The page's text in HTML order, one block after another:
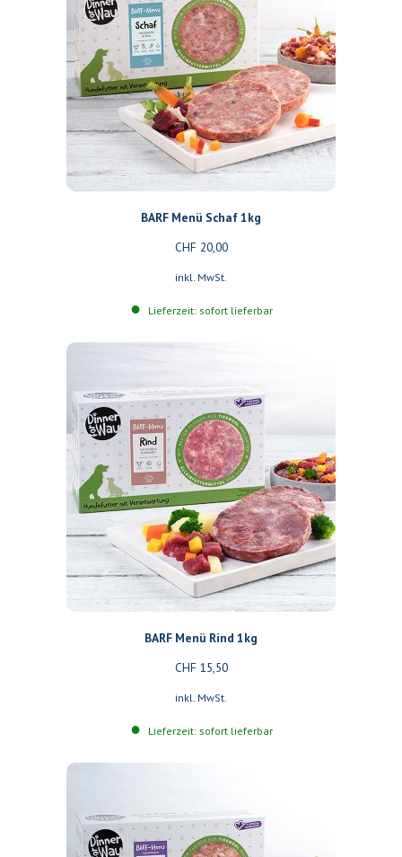
BARF Menü Schaf 1kg
CHF 20,00
inkl. MwSt.
Lieferzeit: sofort lieferbar
BARF Menü Rind 1kg
CHF 15,50
inkl. MwSt.
Lieferzeit: sofort lieferbar